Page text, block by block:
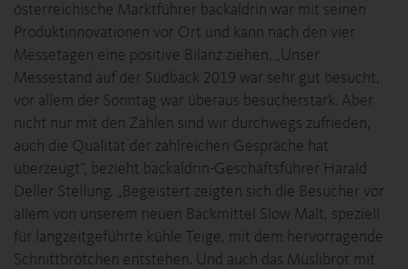
österreichische Marktführer backaldrin war mit seinen
Produktinnovationen vor Ort und kann nach den vier
Messetagen eine positive Bilanz ziehen. „Unser
Messestand auf der Südback 2019 war sehr gut besucht,
vor allem der Sonntag war überaus besucherstark. Aber
nicht nur mit den Zahlen sind wir durchwegs zufrieden,
auch die Qualität der zahlreichen Gespräche hat
überzeugt“, bezieht backaldrin-Geschäftsführer Harald
Deller Stellung. „Begeistert zeigten sich die Besucher vor
allem von unserem neuen Backmittel Slow Malt, speziell
für langzeitgeführte kühle Teige, mit dem hervorragende
Schnittbrötchen entstehen. Und auch das Müslibrot mit